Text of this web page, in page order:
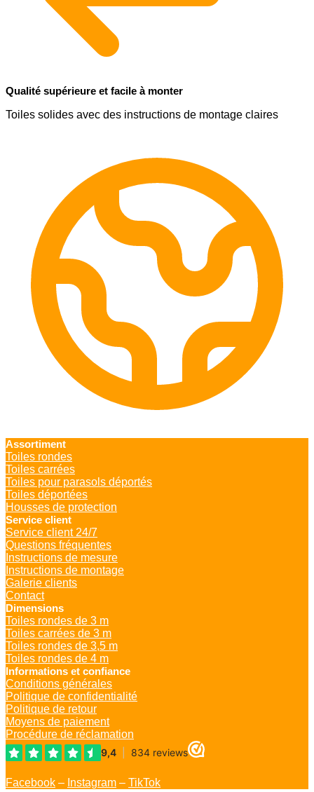
Qualité supérieure et facile à monter
Toiles solides avec des instructions de montage claires
Assortiment
Toiles rondes
Toiles carrées
Toiles pour parasols déportés
Toiles déportées
Housses de protection
Service client
Service client 24/7
Questions fréquentes
Instructions de mesure
Instructions de montage
Galerie clients
Contact
Dimensions
Toiles rondes de 3 m
Toiles carrées de 3 m
Toiles rondes de 3,5 m
Toiles rondes de 4 m
Informations et confiance
Conditions générales
Politique de confidentialité
Politique de retour
Moyens de paiement
Procédure de réclamation
Facebook – Instagram – TikTok